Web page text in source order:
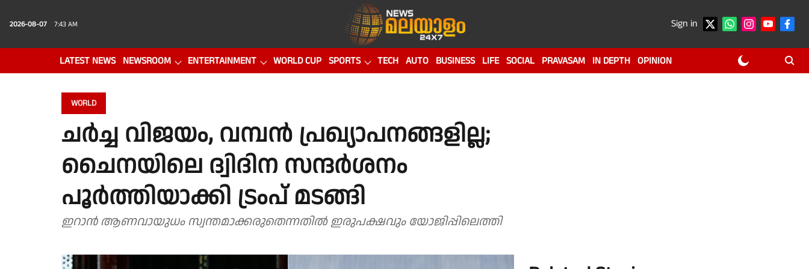
2026-08-07 7:43 AM Sign in
LATEST NEWS NEWSROOM ENTERTAINMENT WORLD CUP SPORTS TECH AUTO BUSINESS LIFE SOCIAL PRAVASAM IN DEPTH OPINION
WORLD
ചർച്ച വിജയം, വമ്പൻ പ്രഖ്യാപനങ്ങളില്ല;
ചൈനയിലെ ദ്വിദിന സന്ദർശനം
പൂർത്തിയാക്കി ട്രംപ് മടങ്ങി
ഇറാൻ ആണവായുധം സ്വന്തമാക്കരുതെന്നതിൽ ഇരുപക്ഷവും യോജിപ്പിലെത്തി